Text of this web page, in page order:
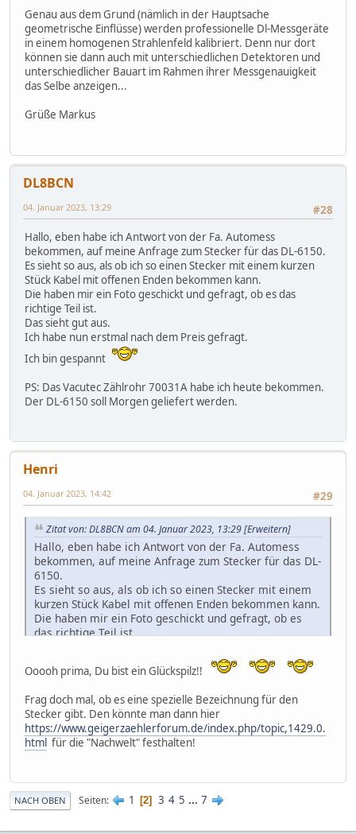
Genau aus dem Grund (nämlich in der Hauptsache
geometrische Einflüsse) werden professionelle Dl-Messgeräte
in einem homogenen Strahlenfeld kalibriert. Denn nur dort
können sie dann auch mit unterschiedlichen Detektoren und
unterschiedlicher Bauart im Rahmen ihrer Messgenauigkeit
das Selbe anzeigen...
Grüße Markus
DL8BCN
#28
04. Januar 2023, 13:29
Hallo, eben habe ich Antwort von der Fa. Automess
bekommen, auf meine Anfrage zum Stecker für das DL-6150.
Es sieht so aus, als ob ich so einen Stecker mit einem kurzen
Stück Kabel mit offenen Enden bekommen kann.
Die haben mir ein Foto geschickt und gefragt, ob es das
richtige Teil ist.
Das sieht gut aus.
Ich habe nun erstmal nach dem Preis gefragt.
Ich bin gespannt
PS: Das Vacutec Zählrohr 70031A habe ich heute bekommen.
Der DL-6150 soll Morgen geliefert werden.
Henri
#29
04. Januar 2023, 14:42
Zitat von: DL8BCN am 04. Januar 2023, 13:29[Erweitern]
Hallo, eben habe ich Antwort von der Fa. Automess
bekommen, auf meine Anfrage zum Stecker für das DL-
6150.
Es sieht so aus, als ob ich so einen Stecker mit einem
kurzen Stück Kabel mit offenen Enden bekommen kann.
Die haben mir ein Foto geschickt und gefragt, ob es
das richtige Teil ist.
Ich habe nun erstmal nach dem Preis gefragt.
Ich bin gespannt
PS: Das Vacutec Zählrohr 70031A habe ich heute
bekommen.
Der DL-6150 soll Morgen geliefert werden.
Ooooh prima, Du bist ein Glückspilz!!
Frag doch mal, ob es eine spezielle Bezeichnung für den
Stecker gibt. Den könnte man dann hier
https://www.geigerzaehlerforum.de/index.php/topic,1429.0.
html für die "Nachwelt" festhalten!
NACH OBEN Seiten 1 2 3 4 5 ... 7